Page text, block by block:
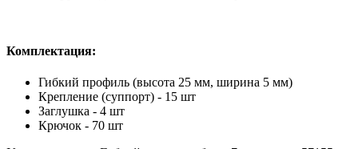
Комплектация:
Гибкий профиль (высота 25 мм, ширина 5 мм)
Крепление (суппорт) - 15 шт
Заглушка - 4 шт
Крючок - 70 шт